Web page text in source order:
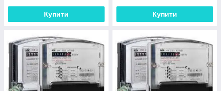
Купити Купити